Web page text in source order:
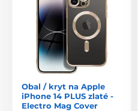
Obal / kryt na Apple
iPhone 14 PLUS zlaté -
Electro Mag Cover